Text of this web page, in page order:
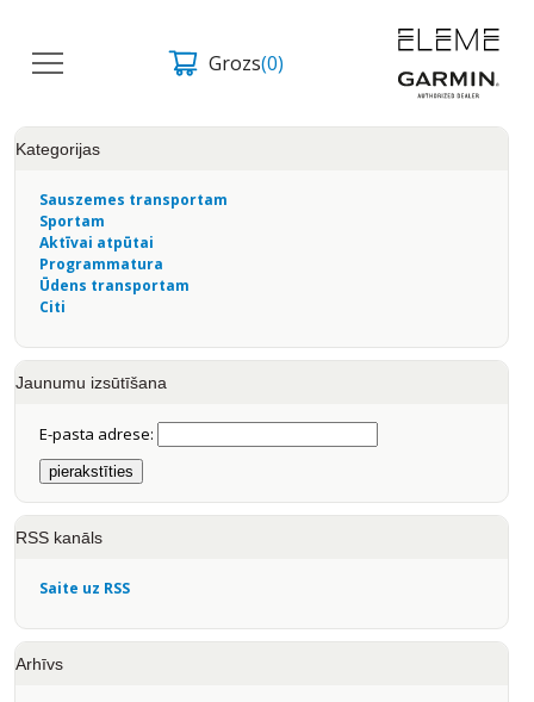
Grozs(0)
Kategorijas
Sauszemes transportam
Sportam
Aktīvai atpūtai
Programmatura
Ūdens transportam
Citi
Jaunumu izsūtīšana
E-pasta adrese:
RSS kanāls
Saite uz RSS
Arhīvs